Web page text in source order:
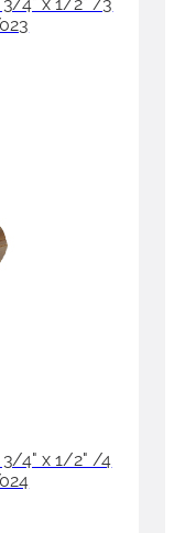
3/4" x 1/2" /4